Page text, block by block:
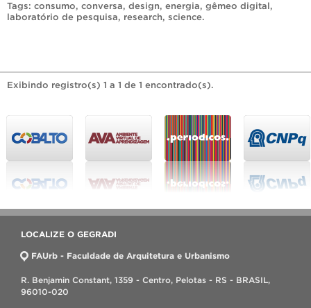
Tags: consumo, conversa, design, energia, gêmeo digital,
laboratório de pesquisa, research, science.
Exibindo registro(s) 1 a 1 de 1 encontrado(s).
LOCALIZE O GEGRADI
FAUrb - Faculdade de Arquitetura e Urbanismo
R. Benjamin Constant, 1359 - Centro, Pelotas - RS - BRASIL,
96010-020